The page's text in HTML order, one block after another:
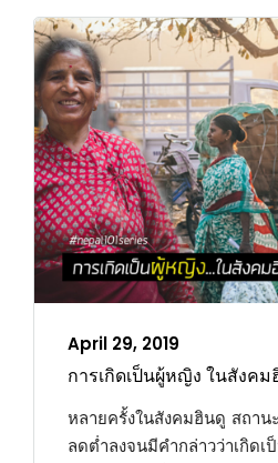
April 29, 2019
การเกิดเป็นผู้หญิง ในสังค
หลายครั้งในสังคมฮินดู สถาน
ลดต่ำลงจนมีคำกล่าวว่าเกิดเ